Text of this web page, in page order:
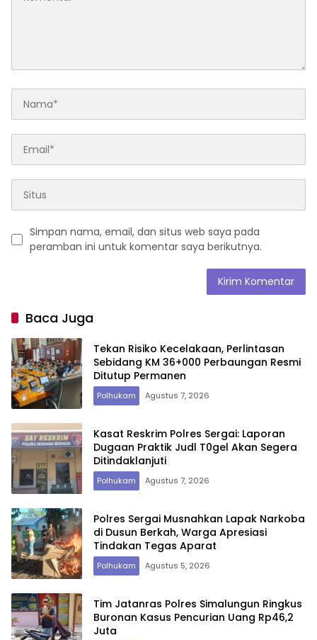
Simpan nama, email, dan situs web saya pada
peramban ini untuk komentar saya berikutnya.
Baca Juga
Tekan Risiko Kecelakaan, Perlintasan
Sebidang KM 36+000 Perbaungan Resmi
Ditutup Permanen
Polhukam Agustus 7, 2026
Kasat Reskrim Polres Sergai: Laporan
Dugaan Praktik Judl T0gel Akan Segera
Ditindaklanjuti
Polhukam Agustus 7, 2026
Polres Sergai Musnahkan Lapak Narkoba
di Dusun Berkah, Warga Apresiasi
Tindakan Tegas Aparat
Polhukam Agustus 5, 2026
Tim Jatanras Polres Simalungun Ringkus
Buronan Kasus Pencurian Uang Rp46,2
Juta